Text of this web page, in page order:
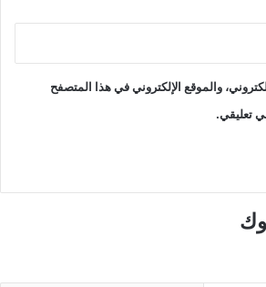
والموقع الإلكتروني في هذا المتصفح
تعليقي.